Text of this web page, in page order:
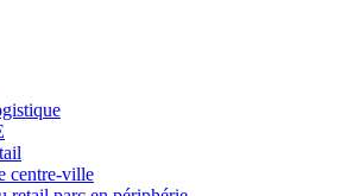
centre-ville